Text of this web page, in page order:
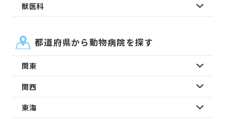
獣医科
都道府県から動物病院を探す
関東
関西
東海